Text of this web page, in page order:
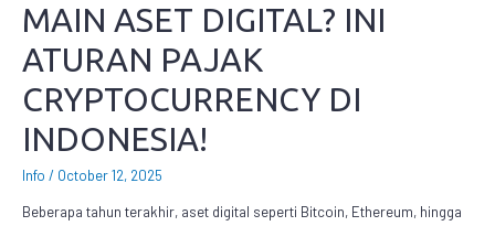
MAIN ASET DIGITAL? INI
ATURAN PAJAK
CRYPTOCURRENCY DI
INDONESIA!
Info / October 12, 2025
Beberapa tahun terakhir, aset digital seperti Bitcoin, Ethereum, hingga